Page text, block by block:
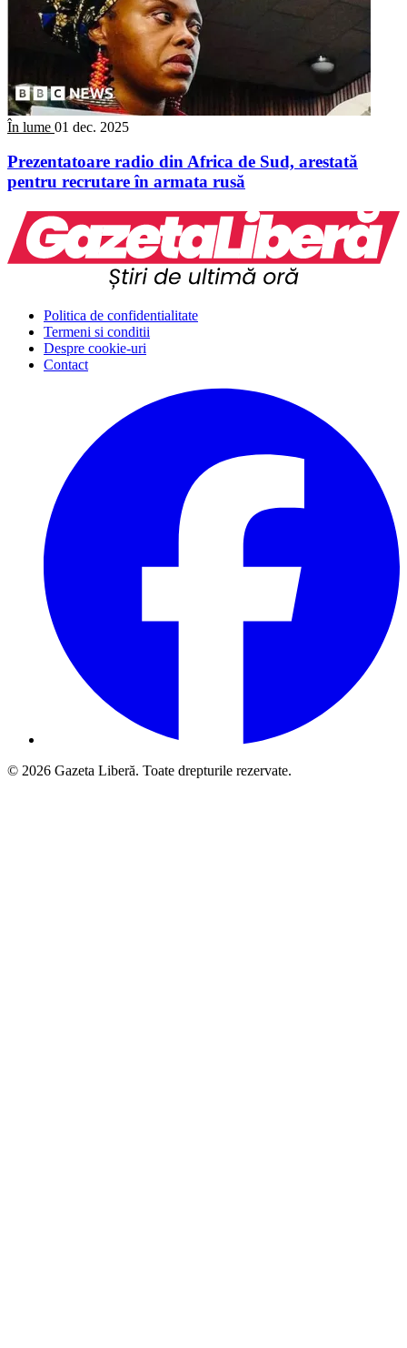
În lume 01 dec. 2025
Prezentatoare radio din Africa de Sud, arestată
pentru recrutare în armata rusă
Politica de confidentialitate
Termeni si conditii
Despre cookie-uri
Contact
© 2026 Gazeta Liberă. Toate drepturile rezervate.